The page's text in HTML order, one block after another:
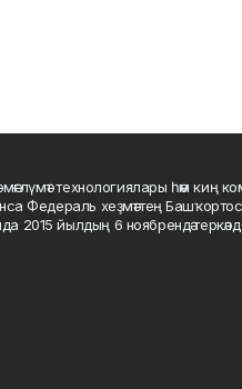
мәғлүмәт технологиялары һәм киң
Федераль хеҙмәттең
2015 йылдың 6 ноябрендә